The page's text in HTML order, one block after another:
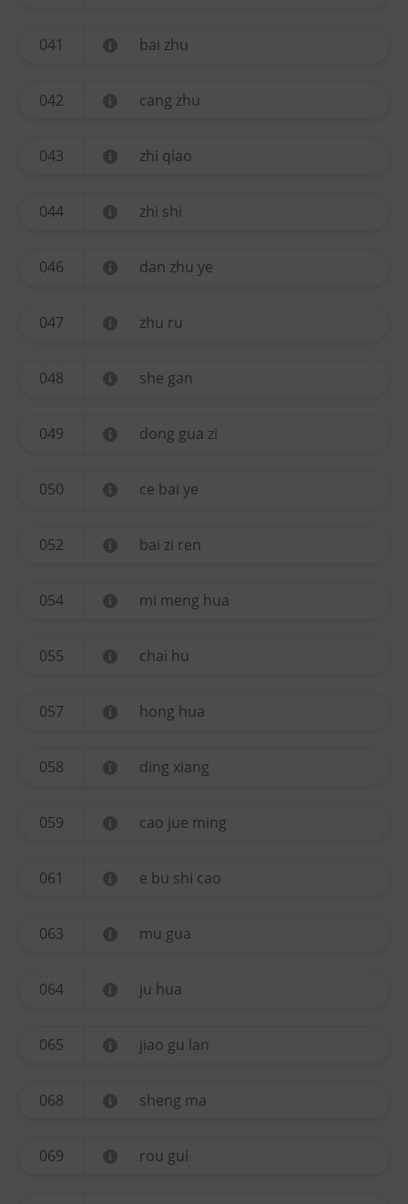
041 bai zhu
042 cang zhu
043 zhi qiao
044 zhi shi
046 dan zhu ye
047 zhu ru
048 she gan
049 dong gua zi
050 ce bai ye
052 bai zi ren
054 mi meng hua
055 chai hu
057 hong hua
058 ding xiang
059 cao jue ming
061 e bu shi cao
063 mu gua
064 ju hua
065 jiao gu lan
068 sheng ma
069 rou gui